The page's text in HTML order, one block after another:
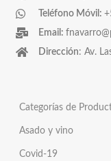
Teléfono Móvil:
Email:
Dirección: Av.
Categorías de
Asado y vino
Covid-19